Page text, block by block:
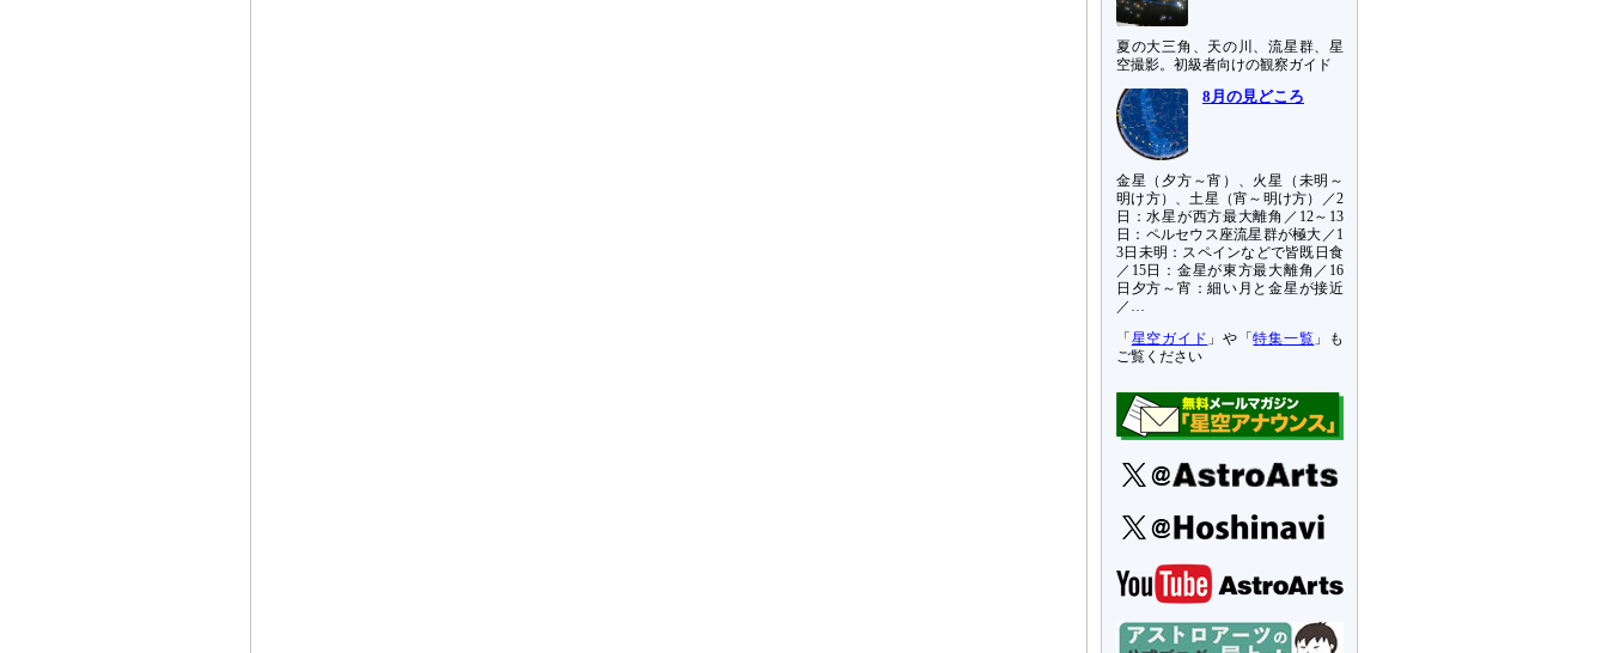
夏の大三角、天の川、流星群、星
空撮影。初級者向けの観察ガイド
8月の見どころ
金星（夕方～宵）、火星（未明～
明け方）、土星（宵～明け方）／2
日：水星が西方最大離角／12～13
日：ペルセウス座流星群が極大／1
3日未明：スペインなどで皆既日食
／15日：金星が東方最大離角／16
日夕方～宵：細い月と金星が接近
／…
「 星空ガイド 」や「特集一覧 」も
ご覧ください